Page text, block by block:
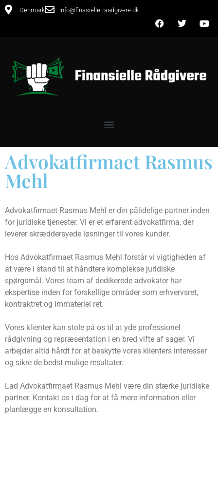
Denmark info@finasielle-raadgivere.dk
Advokatfirmaet Rasmus
Mehl
Advokatfirmaet Rasmus Mehl er din pålidelige partner inden
for juridiske tjenester. Vi er et erfarent advokatfirma, der
leverer skræddersyede løsninger til vores kunder.
Hos Advokatfirmaet Rasmus Mehl forstår vi vigtigheden af
at være i stand til at håndtere komplekse juridiske
spørgsmål. Vores team af dedikerede advokater har
ekspertise inden for forskellige områder som erhvervsret,
kontraktret og immateriel ret.
Vores klienter kan stole på os til at yde professionel
rådgivning og repræsentation i en bred vifte af sager. Vi
arbejder altid hårdt for at beskytte vores klienters interesser
og sikre de bedst mulige resultater.
Lad Advokatfirmaet Rasmus Mehl være din stærke juridiske
partner. Kontakt os i dag for at få mere information eller
planlægge en konsultation.